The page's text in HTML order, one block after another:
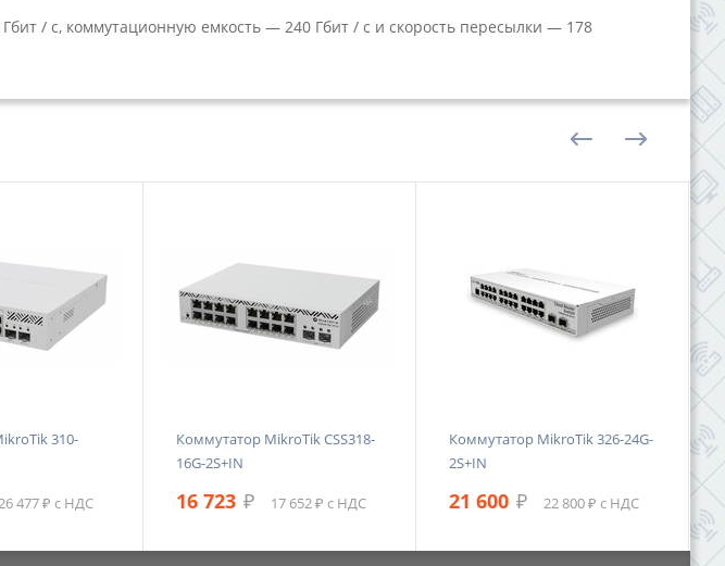
/ с, коммутационную емкость — 240 Гбит / с и скорость пересылки — 178
310-
477 ₽ с НДС
Коммутатор MikroTik CSS318-
16G-2S+IN
16 723 ₽ 17 652 ₽ с НДС
Коммутатор MikroTik 326-24G-
2S+IN
21 600 ₽ 22 800 ₽ с НДС